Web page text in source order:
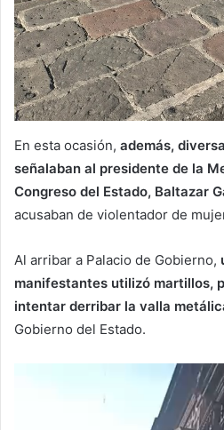
En esta ocasión, además,
señalaban al presidente de la
Congreso del Estado, Baltazar
acusaban de violentador de
Al arribar a Palacio de Gobierno,
manifestantes utilizó martillos,
intentar derribar la valla
Gobierno del Estado.